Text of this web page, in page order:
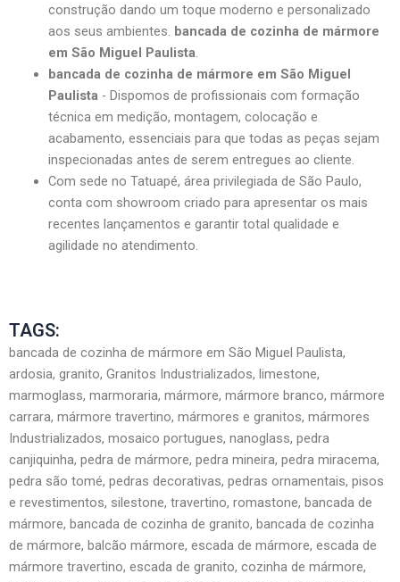
construção dando um toque moderno e personalizado
aos seus ambientes. bancada de cozinha de mármore
em São Miguel Paulista.
bancada de cozinha de mármore em São Miguel
Paulista- Dispomos de profissionais com formação
técnica em medição, montagem, colocação e
acabamento, essenciais para que todas as peças sejam
inspecionadas antes de serem entregues ao cliente.
Com sede no Tatuapé, área privilegiada de São Paulo,
conta com showroom criado para apresentar os mais
recentes lançamentos e garantir total qualidade e
agilidade no atendimento.
TAGS:
bancada de cozinha de mármore em São Miguel Paulista,
ardosia, granito, Granitos Industrializados, limestone,
marmoglass, marmoraria, mármore, mármore branco, mármore
carrara, mármore travertino, mármores e granitos, mármores
Industrializados, mosaico portugues, nanoglass, pedra
canjiquinha, pedra de mármore, pedra mineira, pedra miracema,
pedra são tomé, pedras decorativas, pedras ornamentais, pisos
e revestimentos, silestone, travertino, romastone, bancada de
mármore, bancada de cozinha de granito, bancada de cozinha
de mármore, balcão mármore, escada de mármore, escada de
mármore travertino, escada de granito, cozinha de mármore,